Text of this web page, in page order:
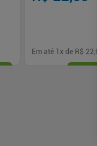
Em até 1 x de R$